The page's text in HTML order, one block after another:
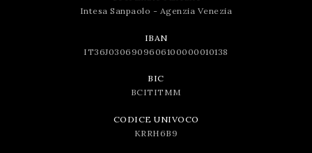
Intesa Sanpaolo - Agenzia Venezia
IBAN
IT36J0306909606100000010138
BIC
BCITITMM
CODICE UNIVOCO
KRRH6B9